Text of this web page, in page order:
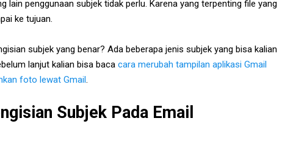
lain penggunaan subjek tidak perlu. Karena yang terpenting file yang
ke tujuan.
subjek yang benar? Ada beberapa jenis subjek yang bisa kalian
lanjut kalian bisa baca cara merubah tampilan aplikasi Gmail
foto lewat Gmail.
Subjek Pada Email